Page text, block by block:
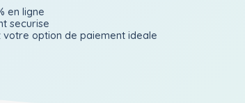
en ligne
securise
votre option de paiement ideale